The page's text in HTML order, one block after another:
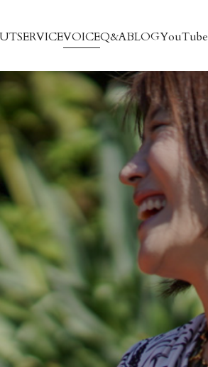
SERVICEVOICEQ&ABLOGYouTube